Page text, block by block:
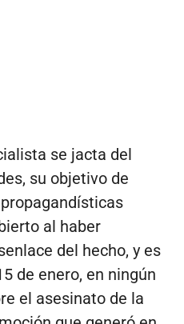
se jacta del
su objetivo de
al haber
del hecho, y es
de enero, en ningún
el asesinato de la